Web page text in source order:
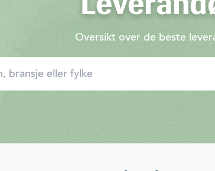
Oversikt over de beste